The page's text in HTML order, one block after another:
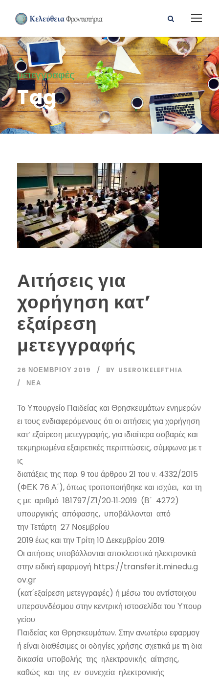
μετεγγραφές
Tag
Αιτήσεις για
χορήγηση κατ’
εξαίρεση
μετεγγραφής
26 ΝΟΕΜΒΡΊΟΥ 2019 BY USER01KELEFTHIA
ΝΈΑ
Το Υπουργείο Παιδείας και Θρησκευμάτων ενημερών
ει τους ενδιαφερόμενους ότι οι αιτήσεις για χορήγηση
κατ’ εξαίρεση μετεγγραφής, για ιδιαίτερα σοβαρές και
τεκμηριωμένα εξαιρετικές περιπτώσεις, σύμφωνα με τ
ις
διατάξεις της παρ. 9 του άρθρου 21 του ν. 4332/2015
(ΦΕΚ 76 Α΄), όπως τροποποιήθηκε και ισχύει, και τη
ς με αριθμό 181797/Ζ1/20‐11‐2019 (Β΄ 4272)
υπουργικής απόφασης, υποβάλλονται από
την Τετάρτη 27 Νοεμβρίου
2019 έως και την Τρίτη 10 Δεκεμβρίου 2019.
Οι αιτήσεις υποβάλλονται αποκλειστικά ηλεκτρονικά
στην ειδική εφαρμογή https://transfer.it.minedu.g
ov.gr
(κατ΄εξαίρεση μετεγγραφές) ή μέσω του αντίστοιχου
υπερσυνδέσμου στην κεντρική ιστοσελίδα του Υπουρ
γείου
Παιδείας και Θρησκευμάτων. Στην ανωτέρω εφαρμογ
ή είναι διαθέσιμες οι οδηγίες χρήσης σχετικά με τη δια
δικασία υποβολής της ηλεκτρονικής αίτησης,
καθώς και της εν συνεχεία ηλεκτρονικής